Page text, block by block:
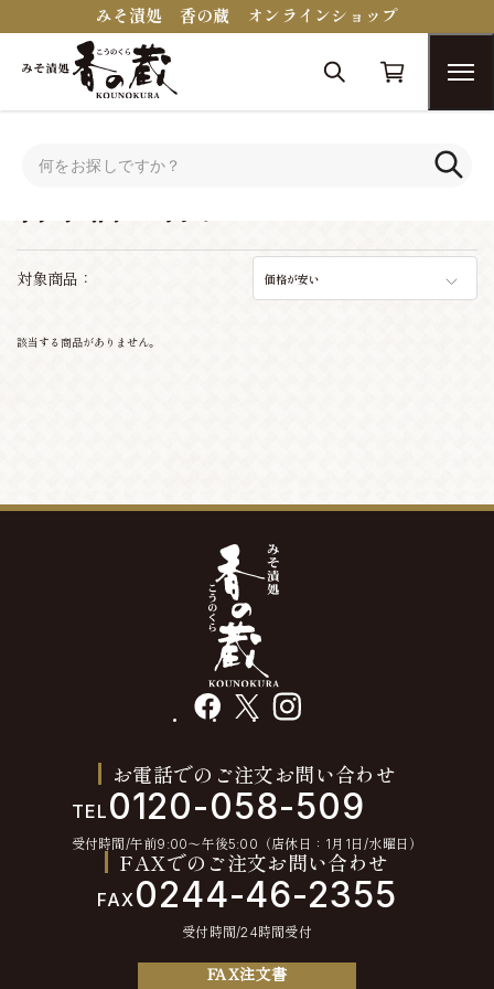
みそ漬処 香の蔵 オンラインショップ
対象商品： 価格が安い
該当する商品がありません。
facebook instagram
お電話でのご注文お問い合わせ
TEL 0120-058-509
受付時間/午前9:00〜午後5:00（店休日：1月1日/水曜日）
FAXでのご注文お問い合わせ
FAX0244-46-2355
受付時間/24時間受付
FAX注文書